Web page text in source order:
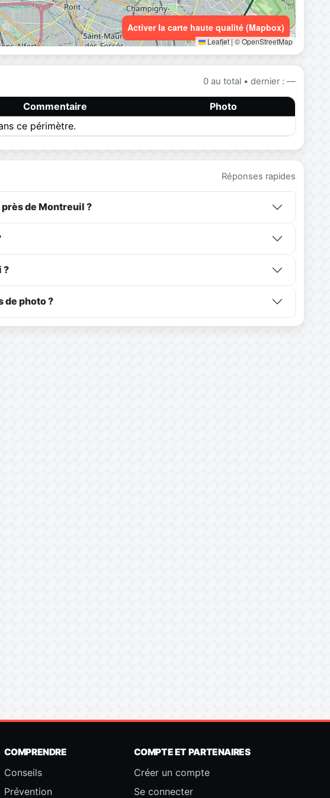
Leaflet|© OpenStreetMap
Activer la carte haute qualité (Mapbox)
0 au total • dernier : —
Commentaire
Photo
ce périmètre.
Réponses rapides
de Montreuil ?
?
de photo ?
COMPRENDRE
Conseils
Prévention
COMPTE ET PARTENAIRES
Créer un compte
Se connecter